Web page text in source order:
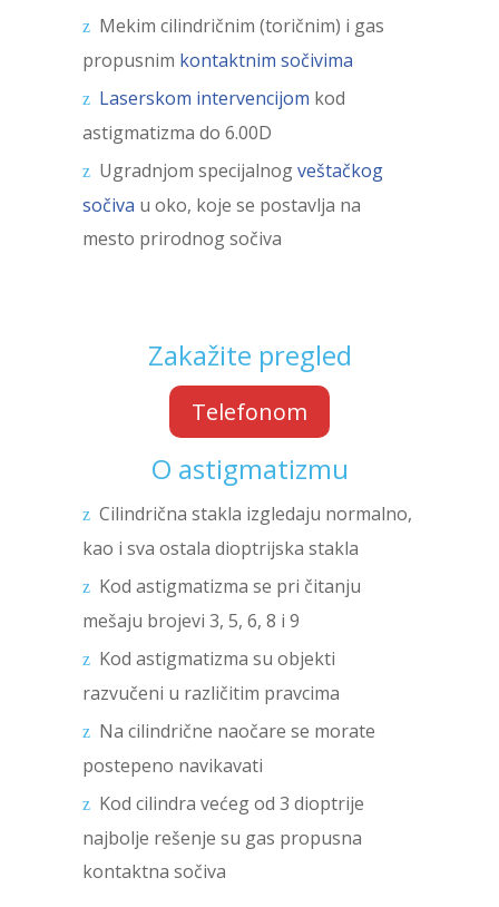
Mekim cilindričnim (toričnim) i gas
propusnim kontaktnim sočivima
Laserskom intervencijom kod
astigmatizma do 6.00D
Ugradnjom specijalnogveštačkog
sočiva u oko, koje se postavlja na
mesto prirodnog sočiva
Zakažite pregled
Telefonom
O astigmatizmu
Cilindrična stakla izgledaju normalno,
kao i sva ostala dioptrijska stakla
Kod astigmatizma se pri čitanju
mešaju brojevi 3, 5, 6, 8 i 9
Kod astigmatizma su objekti
razvučeni u različitim pravcima
Na cilindrične naočare se morate
postepeno navikavati
Kod cilindra većeg od 3 dioptrije
najbolje rešenje su gas propusna
kontaktna sočiva